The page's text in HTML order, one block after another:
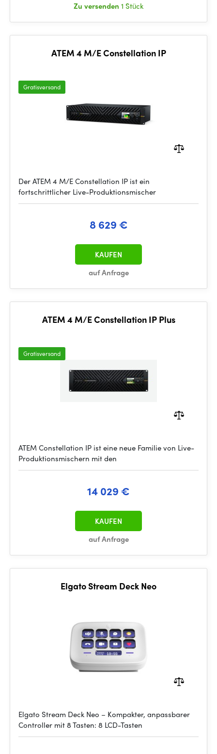
Zu versenden 1 Stück
ATEM 4 M/E Constellation IP
Gratisversand
Der ATEM 4 M/E Constellation IP ist ein
fortschrittlicher Live-Produktionsmischer
8 629 €
auf Anfrage
KAUFEN
ATEM 4 M/E Constellation IP Plus
Gratisversand
ATEM Constellation IP ist eine neue Familie von Live-
Produktionsmischern mit den
14 029 €
auf Anfrage
KAUFEN
Elgato Stream Deck Neo
Elgato Stream Deck Neo – Kompakter, anpassbarer
Controller mit 8 Tasten: 8 LCD-Tasten